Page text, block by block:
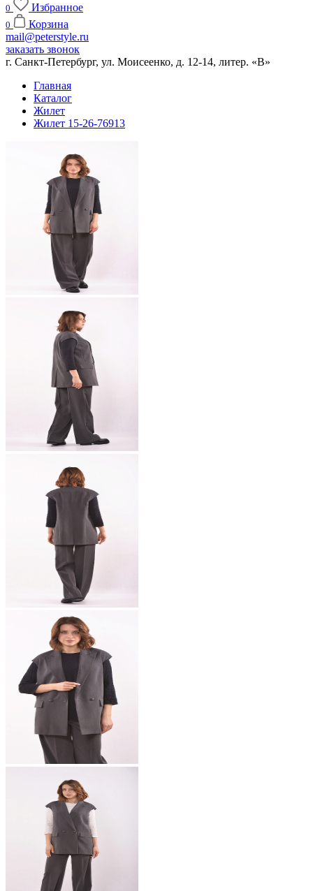
0 Избранное
0
Корзина
mail@peterstyle.ru
заказать звонок
г. Санкт-Петербург, ул. Моисеенко, д. 12-14, литер. «В»
Главная
Каталог
Жилет
Жилет 15-26-76913